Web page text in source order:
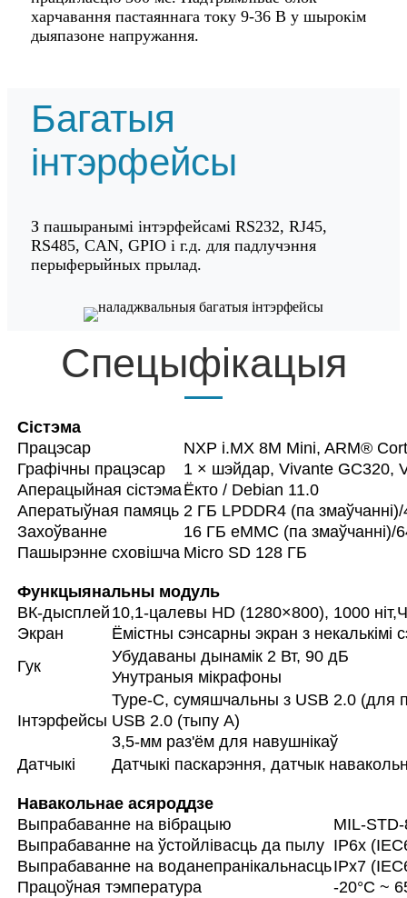
харчавання пастаяннага току 9-36 В у шырокім
дыяпазоне напружання.
Багатыя
інтэрфейсы
З пашыранымі інтэрфейсамі RS232, RJ45,
RS485, CAN, GPIO і г.д. для падлучэння
перыферыйных прылад.
Спецыфікацыя
Сістэма
Працэсар
NXP i.MX 8M Mini, ARM®
Графічны працэсар
1 × шэйдар, Vivante GC320,
Аперацыйная сістэмаЁкто / Debian 11.0
Аператыўная памяць 2 ГБ LPDDR4 (па
Захоўванне
16 ГБ eMMC (па змаўчанні)/
Пашырэнне сховішча Micro SD 128 ГБ
Функцыянальны модуль
ВК-дысплей 10,1-цалевы HD (1280×800), 1000 ніт,
Экран
Ёмістны сэнсарны экран з
Гук
Убудаваны дынамік 2 Вт, 90 дБ
Унутраныя мікрафоны
Інтэрфейсы
Type-C, сумяшчальны з USB 2.0 (для
USB 2.0 (тыпу A)
3,5-мм раз'ём для навушнікаў
Датчыкі
Датчыкі паскарэння, датчык
Навакольнае асяроддзе
Выпрабаванне на вібрацыю
MIL-
Выпрабаванне на ўстойлівасць да пылу IP6x
Выпрабаванне на воданепранікальнасцьIPx7
Працоўная тэмпература
-20°C ~